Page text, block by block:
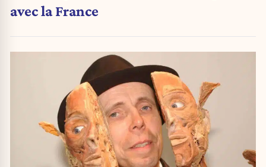
avec la France